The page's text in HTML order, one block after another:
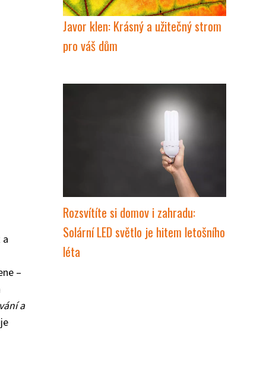
–
a
Javor klen: Krásný a užitečný strom
pro váš dům
Rozsvítíte si domov i zahradu:
Solární LED světlo je hitem letošního
léta